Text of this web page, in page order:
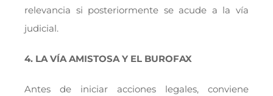
relevancia si posteriormente se acude a la vía
judicial.
4. LA VÍA AMISTOSA Y EL BUROFAX
Antes de iniciar acciones legales, conviene